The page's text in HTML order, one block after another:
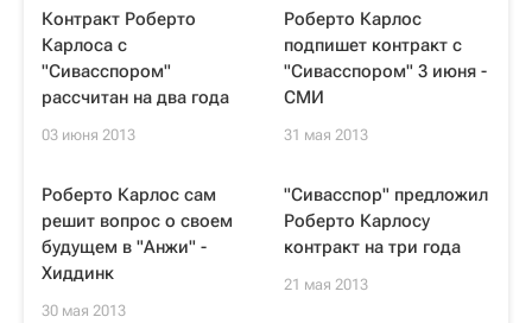
Контракт Роберто
Карлоса с
"Сивасспором"
рассчитан на два года
03 июня 2013
Роберто Карлос
подпишет контракт с
"Сивасспором" 3 июня -
СМИ
31 мая 2013
Роберто Карлос сам
решит вопрос о своем
будущем в "Анжи" -
Хиддинк
30 мая 2013
"Сивасспор" предложил
Роберто Карлосу
контракт на три года
21 мая 2013